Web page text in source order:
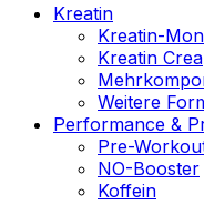
Kreatin
Kreatin-
Kreatin
Weitere
Performance &
Pre-
NO-Booster
Koffein